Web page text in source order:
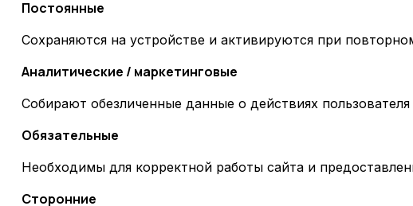
Постоянные
Сохраняются на устройстве и активируются при
Аналитические / маркетинговые
Собирают обезличенные данные о действиях пользователя
Обязательные
Необходимы для корректной работы сайта и
Сторонние